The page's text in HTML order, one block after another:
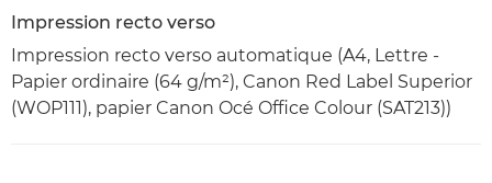
Impression recto verso
Impression recto verso automatique (A4, Lettre -
Papier ordinaire (64 g/m²), Canon Red Label Superior
(WOP111), papier Canon Océ Office Colour (SAT213))